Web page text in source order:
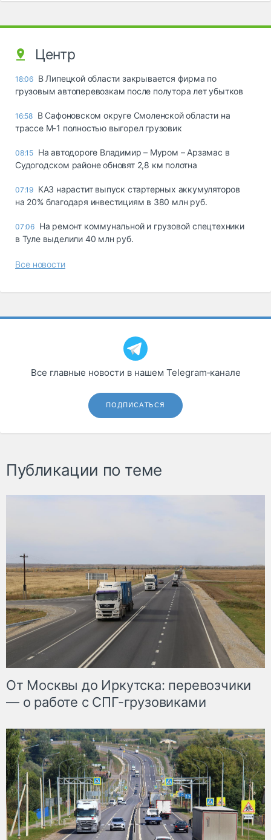
Центр
18:06 В Липецкой области закрывается фирма по
грузовым автоперевозкам после полутора лет убытков
16:58 В Сафоновском округе Смоленской области на
трассе М-1 полностью выгорел грузовик
08:15 На автодороге Владимир – Муром – Арзамас в
Судогодском районе обновят 2,8 км полотна
07:19 КАЗ нарастит выпуск стартерных аккумуляторов
на 20% благодаря инвестициям в 380 млн руб.
07:06 На ремонт коммунальной и грузовой спецтехники
в Туле выделили 40 млн руб.
Все новости
Все главные новости в нашем Telegram‑канале
ПОДПИСАТЬСЯ
Публикации по теме
От Москвы до Иркутска: перевозчики
— о работе с СПГ-грузовиками